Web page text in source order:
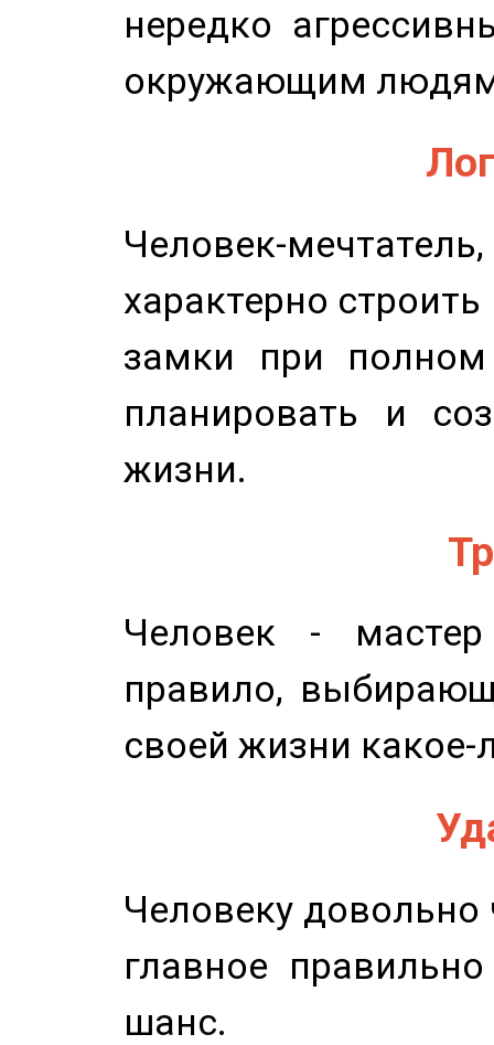
нередко
окружающим
Человек-
характерно
замки при полном
планировать и
жизни.
Человек -
правило,
своей жизни какое-
Человеку довольно
главное
шанс.